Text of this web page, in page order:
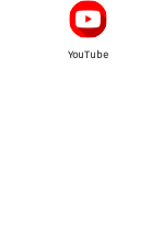
YouTube